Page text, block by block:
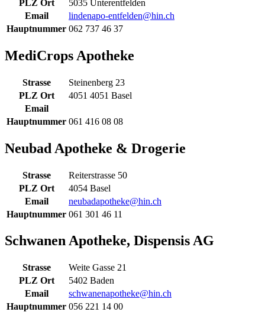
PLZ Ort
5035 Unterentfelden
Email
lindenapo-entfelden@hin.ch
Hauptnummer 062 737 46 37
MediCrops Apotheke
Strasse
Steinenberg 23
PLZ Ort
4051 4051 Basel
Email
Hauptnummer 061 416 08 08
Neubad Apotheke & Drogerie
Strasse
Reiterstrasse 50
PLZ Ort
4054 Basel
Email
neubadapotheke@hin.ch
Hauptnummer 061 301 46 11
Schwanen Apotheke, Dispensis AG
Strasse
Weite Gasse 21
PLZ Ort
5402 Baden
Email
schwanenapotheke@hin.ch
Hauptnummer 056 221 14 00